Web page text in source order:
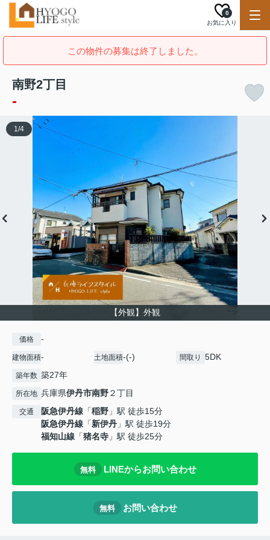
お気に入り
0
この物件の募集は終了しました。
南野2丁目
-
【外観】外観
1/4
価格 -
建物面積- 土地面積-(-) 間取り 5DK
築年数 築27年
所在地 兵庫県伊丹市南野２丁目
交通 阪急伊丹線 「稲野 」駅 徒歩15分
阪急伊丹線 「新伊丹 」駅 徒歩19分
福知山線 「猪名寺 」駅 徒歩25分
無料 LINEからお問い合わせ
無料 お問い合わせ